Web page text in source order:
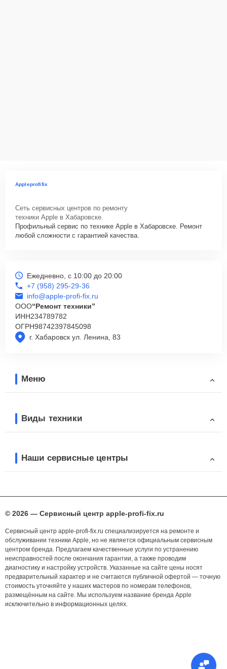
Appleprofifix
Сеть сервисных центров по ремонту
техники Apple в Хабаровске.
Профильный сервис по технике Apple в Хабаровске. Ремонт
любой сложности с гарантией качества.
г. Хабаровск ул. Ленина, 83
Ежедневно, с 10:00 до 20:00
+7 (958) 295-29-36
info@apple-profi-fix.ru
ООО“Ремонт техники”
ИНН234789782
ОГРН98742397845098
Меню
Виды техники
Наши сервисные центры
© 2026 — Сервисный центр apple-profi-fix.ru
Сервисный центр apple-profi-fix.ru специализируется на ремонте и
обслуживании техники Apple, но не является официальным сервисным
центром бренда. Предлагаем качественные услуги по устранению
неисправностей после окончания гарантии, а также проводим
диагностику и настройку устройств. Указанные на сайте цены носят
предварительный характер и не считаются публичной офертой — точную
стоимость уточняйте у наших мастеров по номерам телефонов,
размещённым на сайте. Мы используем название бренда Apple
исключительно в информационных целях.